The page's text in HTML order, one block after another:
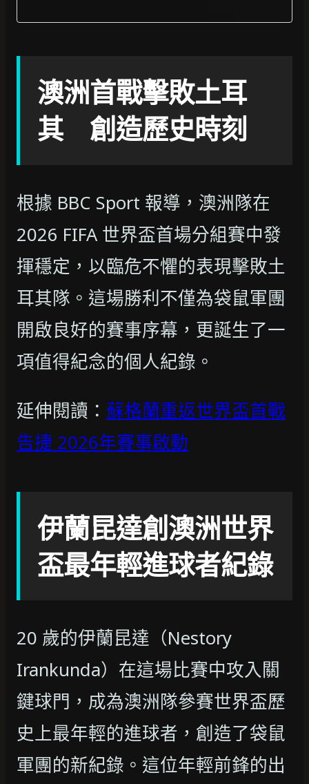
澳洲首戰擊敗土耳
其 創造歷史時刻
根據 BBC Sport 報導，澳洲隊在
2026 FIFA 世界盃首場分組賽中發
揮穩定，以臨危不懼的表現擊敗土
耳其隊。這場勝利不僅為袋鼠軍團
開啟良好的賽事序幕，更誕生了一
項值得紀念的個人紀錄。
延伸閱讀： 蘇格蘭重返世界盃首戰
告捷 2026年賽事啟動
伊蘭昆達創澳洲世界
盃最年輕進球者紀錄
20 歲的伊蘭昆達（Nestory
Irankunda）在這場比賽中攻入關
鍵球門，成為澳洲隊參賽世界盃歷
史上最年輕的進球者，創造了袋鼠
軍團的新紀錄。這位年輕前鋒的出